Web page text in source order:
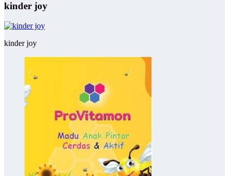
kinder joy
kinder joy